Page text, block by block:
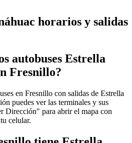
horarios y salidas
autobuses Estrella
Fresnillo?
en Fresnillo con salidas de Estrella
puedes ver las terminales y sus
Dirección" para abrir el mapa con
celular.